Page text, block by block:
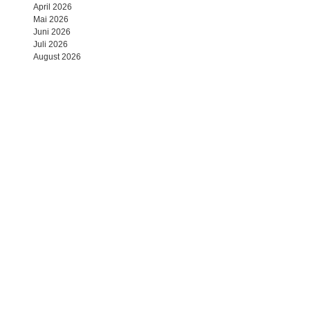
April 2026
Mai 2026
Juni 2026
Juli 2026
August 2026